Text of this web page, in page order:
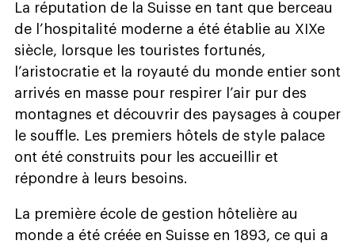
La réputation de la Suisse en tant que berceau
de l’hospitalité moderne a été établie au XIXe
siècle, lorsque les touristes fortunés,
l’aristocratie et la royauté du monde entier sont
arrivés en masse pour respirer l’air pur des
montagnes et découvrir des paysages à couper
le souffle. Les premiers hôtels de style palace
ont été construits pour les accueillir et
répondre à leurs besoins.
La première école de gestion hôtelière au
monde a été créée en Suisse en 1893, ce qui a